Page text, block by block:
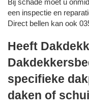
Bij schade moet u
een inspectie en
Direct bellen kan ook
Heeft
specifieke
daken of